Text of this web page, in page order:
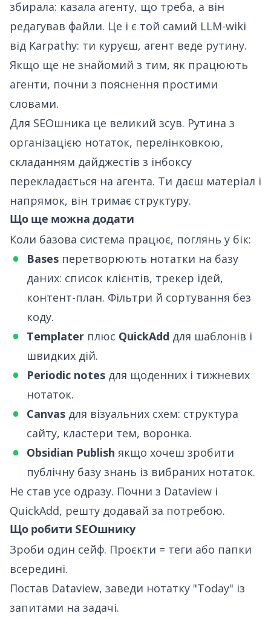
збирала: казала агенту, що треба, а він
редагував файли. Це і є той самий LLM-wiki
від Karpathy: ти куруєш, агент веде рутину.
Якщо ще не знайомий з тим, як працюють
агенти, почни з пояснення простими
словами.
Для SEOшника це великий зсув. Рутина з
організацією нотаток, перелінковкою,
складанням дайджестів з інбоксу
перекладається на агента. Ти даєш матеріал і
напрямок, він тримає структуру.
Що ще можна додати
Коли базова система працює, поглянь у бік:
Bases перетворюють нотатки на базу
даних: список клієнтів, трекер ідей,
контент-план. Фільтри й сортування без
коду.
Templater плюс QuickAdd для шаблонів і
швидких дій.
Periodic notes для щоденних і тижневих
нотаток.
Canvas для візуальних схем: структура
сайту, кластери тем, воронка.
Obsidian Publish якщо хочеш зробити
публічну базу знань із вибраних нотаток.
Не став усе одразу. Почни з Dataview і
QuickAdd, решту додавай за потребою.
Що робити SEOшнику
Зроби один сейф. Проєкти = теги або папки
всередині.
Постав Dataview, заведи нотатку "Today" із
запитами на задачі.